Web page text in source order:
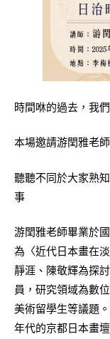
時間咻的過去，我
本場邀請游閏雅老
聽聽不同於大家熟
事
游閏雅老師畢業於
為〈近代日本畫在
靜涯、陳敬輝為探
員，研究領域為數
美術留學生等議題
年代的京都日本畫